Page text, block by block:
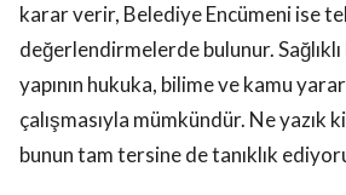
karar verir, Belediye Encümeni ise
değerlendirmelerde bulunur.
yapının hukuka, bilime ve kamu
çalışmasıyla mümkündür. Ne yazık
bunun tam tersine de tanıklık